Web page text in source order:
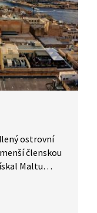
ostrovní
členskou
Maltu
městem pak